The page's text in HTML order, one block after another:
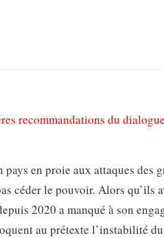
recommandations du
en proie aux attaques des
céder le pouvoir. Alors qu’ils
2020 a manqué à son
au prétexte l’instabilité